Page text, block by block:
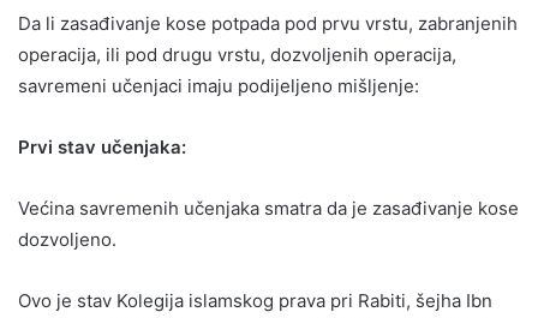
Da li zasađivanje kose potpada pod prvu vrstu, zabranjenih
operacija, ili pod drugu vrstu, dozvoljenih operacija,
savremeni učenjaci imaju podijeljeno mišljenje:
Prvi stav učenjaka:
Većina savremenih učenjaka smatra da je zasađivanje kose
dozvoljeno.
Ovo je stav Kolegija islamskog prava pri Rabiti, šejha Ibn